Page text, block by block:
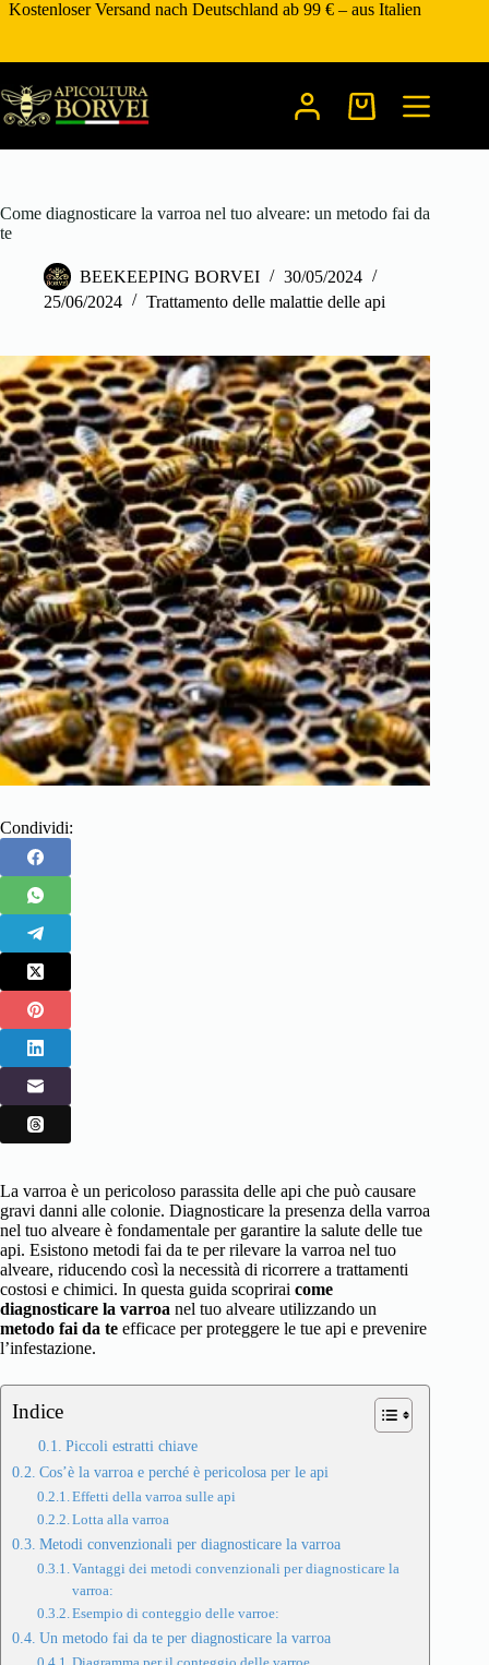
Zum
Kostenloser Versand nach Deutschland ab 99 € – aus Italien
Warenkorb
Come diagnosticare la varroa nel tuo alveare: un metodo fai da
te
BEEKEEPING BORVEI
30/05/2024
25/06/2024
Trattamento delle malattie delle api
Condividi:
La varroa è un pericoloso parassita delle api che può causare
gravi danni alle colonie. Diagnosticare la presenza della varroa
nel tuo alveare è fondamentale per garantire la salute delle tue
api. Esistono metodi fai da te per rilevare la varroa nel tuo
alveare, riducendo così la necessità di ricorrere a trattamenti
costosi e chimici. In questa guida scoprirai come
diagnosticare la varroa nel tuo alveare utilizzando un
metodo fai da te efficace per proteggere le tue api e prevenire
l’infestazione.
Indice
Piccoli estratti chiave
Cos’è la varroa e perché è pericolosa per le api
Effetti della varroa sulle api
Lotta alla varroa
Metodi convenzionali per diagnosticare la varroa
Vantaggi dei metodi convenzionali per diagnosticare la
varroa:
Esempio di conteggio delle varroe:
Un metodo fai da te per diagnosticare la varroa